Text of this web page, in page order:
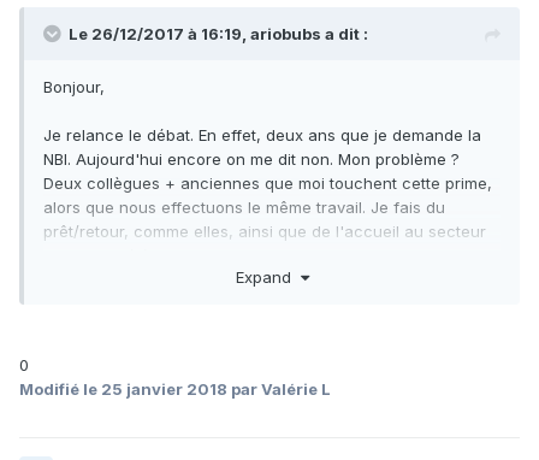
Le 26/12/2017 à 16:19, ariobubs a dit :
Bonjour,
Je relance le débat. En effet, deux ans que je demande la
NBI. Aujourd'hui encore on me dit non. Mon problème ?
Deux collègues + anciennes que moi touchent cette prime,
alors que nous effectuons le même travail. Je fais du
prêt/retour, comme elles, ainsi que de l'accueil au secteur
J'ai pris RDV avec la personne qui me dit non, elle a dit à
Expand
0
Modifié le 25 janvier 2018 par Valérie L